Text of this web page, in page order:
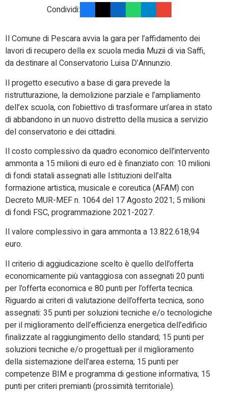
Condividi:
Il Comune di Pescara avvia la gara per l’affidamento dei
lavori di recupero della ex scuola media Muzii di via Saffi,
da destinare al Conservatorio Luisa D’Annunzio.
Il progetto esecutivo a base di gara prevede la
ristrutturazione, la demolizione parziale e l’ampliamento
dell’ex scuola, con l’obiettivo di trasformare un’area in stato
di abbandono in un nuovo distretto della musica a servizio
del conservatorio e dei cittadini.
Il costo complessivo da quadro economico dell’intervento
ammonta a 15 milioni di euro ed è finanziato con: 10 milioni
di fondi statali assegnati alle Istituzioni dell’alta
formazione artistica, musicale e coreutica (AFAM) con
Decreto MUR-MEF n. 1064 del 17 Agosto 2021; 5 milioni
di fondi FSC, programmazione 2021-2027.
Il valore complessivo in gara ammonta a 13.822.618,94
euro.
Il criterio di aggiudicazione scelto è quello dell’offerta
economicamente più vantaggiosa con assegnati 20 punti
per l’offerta economica e 80 punti per l’offerta tecnica.
Riguardo ai criteri di valutazione dell’offerta tecnica, sono
assegnati: 35 punti per soluzioni tecniche e/o tecnologiche
per il miglioramento dell’efficienza energetica dell’edificio
finalizzate al raggiungimento dello standard; 15 punti per
soluzioni tecniche e/o progettuali per il miglioramento
della sistemazione dell’area esterna; 15 punti per
competenze BIM e programma di gestione informativa; 15
punti per criteri premianti (prossimità territoriale).